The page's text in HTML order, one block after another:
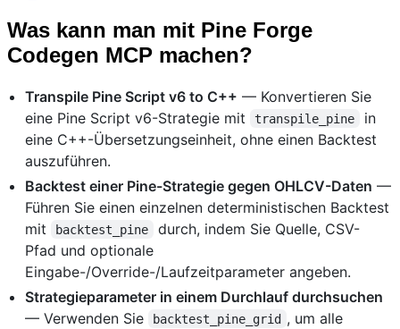
Was kann man mit Pine Forge
Codegen MCP machen?
Transpile Pine Script v6 to C++ — Konvertieren Sie
eine Pine Script v6-Strategie mit
transpile_pine
in
eine C++-Übersetzungseinheit, ohne einen Backtest
auszuführen.
Backtest einer Pine-Strategie gegen OHLCV-Daten —
Führen Sie einen einzelnen deterministischen Backtest
mit
backtest_pine
durch, indem Sie Quelle, CSV-
Pfad und optionale
Eingabe-/Override-/Laufzeitparameter angeben.
Strategieparameter in einem Durchlauf durchsuchen
— Verwenden Sie
backtest_pine_grid , um alle